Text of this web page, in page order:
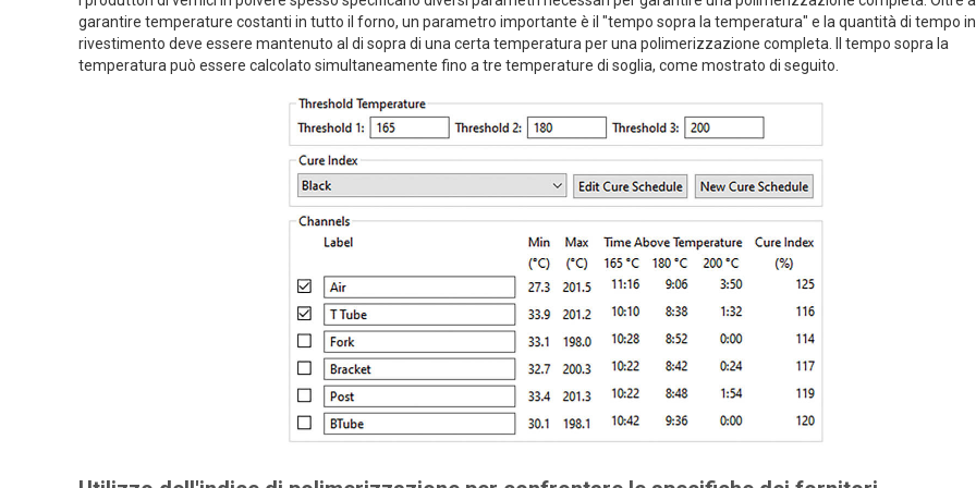
garantire temperature costanti in tutto il forno, un parametro importante è il "tempo sopra la temperatura" e la quantità di tempo in
rivestimento deve essere mantenuto al di sopra di una certa temperatura per una polimerizzazione completa. Il tempo sopra la
temperatura può essere calcolato simultaneamente fino a tre temperature di soglia, come mostrato di seguito.